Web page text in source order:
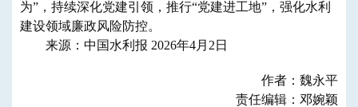
为”，持续深化党建引领，推行“党建进工地”，强化水利
建设领域廉政风险防控。
来源：中国水利报 2026年4月2日
作者：魏永平
责任编辑：邓婉颖